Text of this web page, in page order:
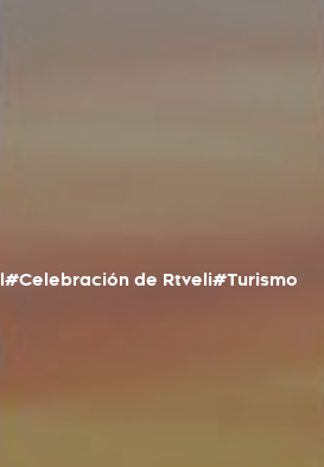
#Celebración de Rtveli#Turismo